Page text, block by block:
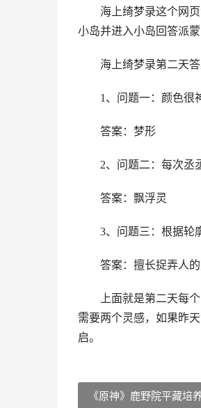
海上绮梦录这个网
小岛并进入小岛回答派
海上绮梦录第二天答
1、问题一：颜色很
答案：梦形
2、问题二：每次丞
答案：飘浮灵
3、问题三：根据轮
答案：擅长捉弄人
上面就是第二天每
需要两个灵感，如果昨
启。
《原神》鹿野院平藏培